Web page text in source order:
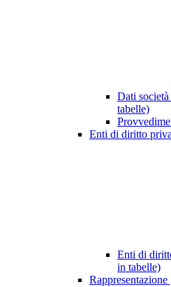
Dati
tabelle)
Enti di diritto
Enti di
in tabelle)
Rappresentazione